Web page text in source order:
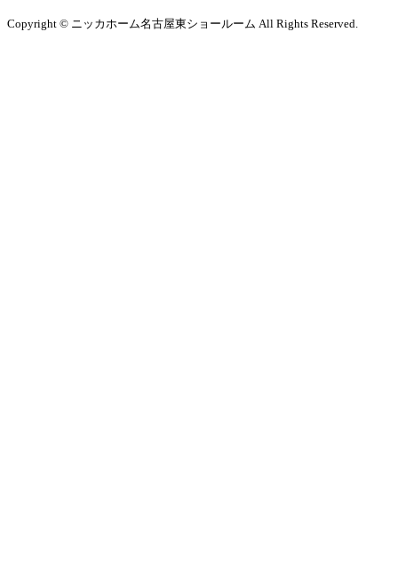
Copyright © ニッカホーム名古屋東ショールーム All Rights Reserved.